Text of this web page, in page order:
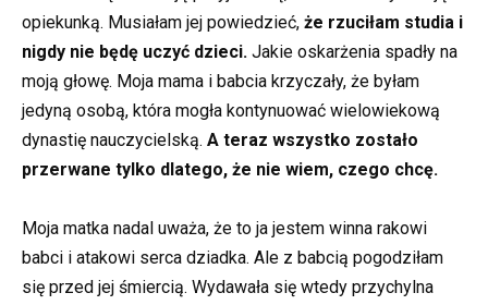
opiekunką. Musiałam jej powiedzieć, że rzuciłam studia i
nigdy nie będę uczyć dzieci. Jakie oskarżenia spadły na
moją głowę. Moja mama i babcia krzyczały, że byłam
jedyną osobą, która mogła kontynuować wielowiekową
dynastię nauczycielską. A teraz wszystko zostało
przerwane tylko dlatego, że nie wiem, czego chcę.
Moja matka nadal uważa, że to ja jestem winna rakowi
babci i atakowi serca dziadka. Ale z babcią pogodziłam
się przed jej śmiercią. Wydawała się wtedy przychylna